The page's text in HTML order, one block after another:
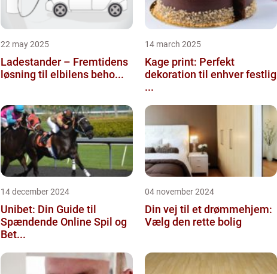
22 may 2025
Ladestander – Fremtidens
løsning til elbilens beho...
14 march 2025
Kage print: Perfekt
dekoration til enhver festlig
...
14 december 2024
Unibet: Din Guide til
Spændende Online Spil og
Bet...
04 november 2024
Din vej til et drømmehjem:
Vælg den rette bolig